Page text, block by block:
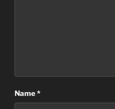
Name*